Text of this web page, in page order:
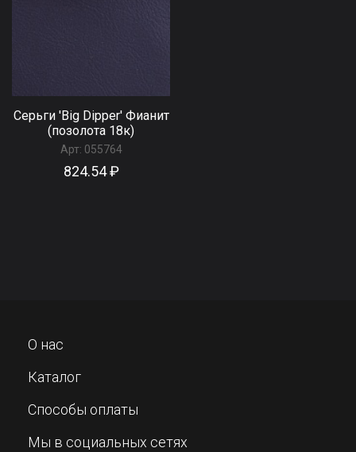
Серьги 'Big Dipper' Фианит
(позолота 18к)
Арт: 055764
824.54 ₽
О нас
Каталог
Способы оплаты
Мы в социальных сетях